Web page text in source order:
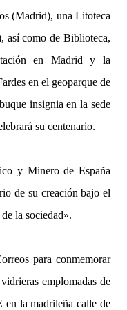
(Madrid), una Litoteca
así como de Biblioteca,
en Madrid y la
en el geoparque de
insignia en la sede
su centenario.
y Minero de España
de su creación bajo el
la sociedad».
para conmemorar
emplomadas de
en la madrileña calle de